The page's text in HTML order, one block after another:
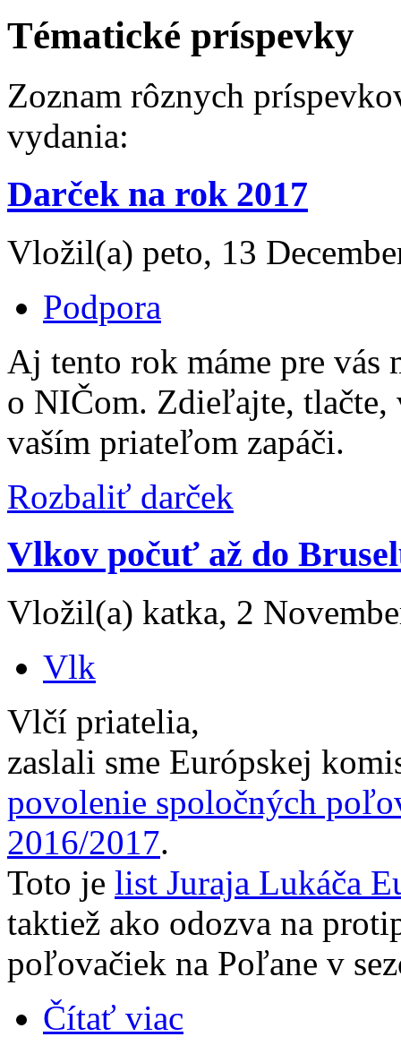
Tématické príspevky
Zoznam rôznych
vydania:
Darček na rok 2017
Vložil(a) peto, 13
Podpora
Aj tento rok máme pre vás
o NIČom. Zdieľajte, tlačte,
vaším priateľom zapáči.
Rozbaliť darček
Vlkov počuť až do
Vložil(a) katka, 2
Vlk
Vlčí priatelia,
zaslali sme Európskej
povolenie spoločných
2016/2017.
Toto je list Juraja Lukáča
taktiež ako odozva na
poľovačiek na Poľane v
Čítať viac